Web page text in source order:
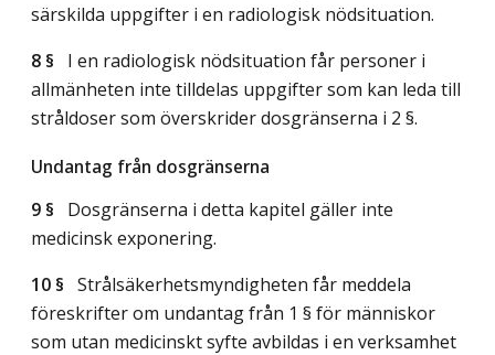
särskilda uppgifter i en radiologisk nödsituation.
8 § I en radiologisk nödsituation får personer i
allmänheten inte tilldelas uppgifter som kan leda till
stråldoser som överskrider dosgränserna i 2 §.
Undantag från dosgränserna
9 § Dosgränserna i detta kapitel gäller inte
medicinsk exponering.
10 § Strålsäkerhetsmyndigheten får meddela
föreskrifter om undantag från 1 § för människor
som utan medicinskt syfte avbildas i en verksamhet